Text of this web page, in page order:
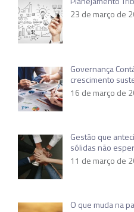
23 de março de
Governança
crescimento
16 de março de
Gestão que
sólidas não
11 de março de
O que muda na